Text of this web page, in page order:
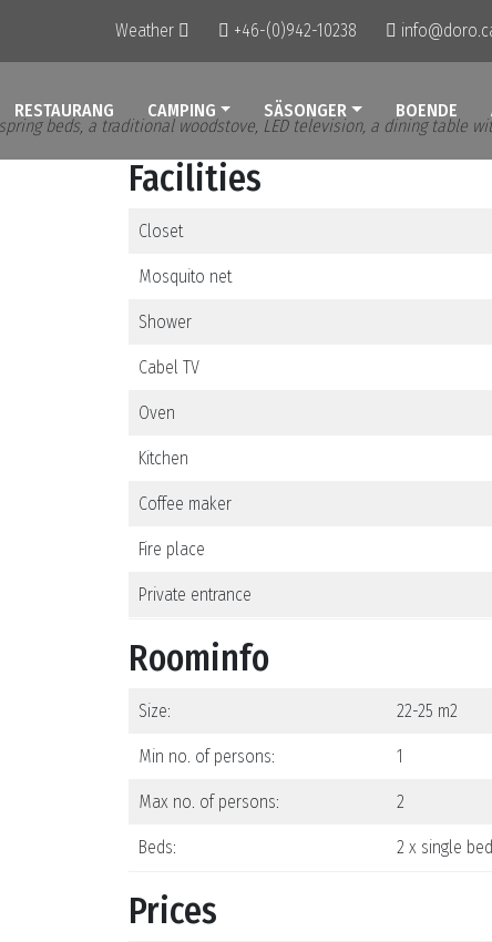
Weather +46-(0)942-10238
RESTAURANG CAMPING SÄSONGER BOENDE
beds, a traditional woodstove, LED television, a dining table
Facilities
Closet
Mosquito net
Shower
Cabel TV
Oven
Kitchen
Coffee maker
Fire place
Private entrance
Roominfo
Size: 22-25 m2
Min no. of persons: 1
Max no. of persons: 2
Beds: 2 x single
Prices